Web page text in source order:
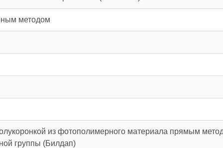
методом
из фотополимерного материала прямым
группы (Билдап)